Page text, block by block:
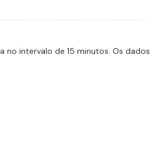
intervalo de 15 minutos. Os dados